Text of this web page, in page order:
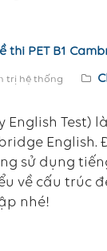
thi PET B1
trị hệ thống
English Test)
English.
sử dụng
về cấu trúc
nhé!